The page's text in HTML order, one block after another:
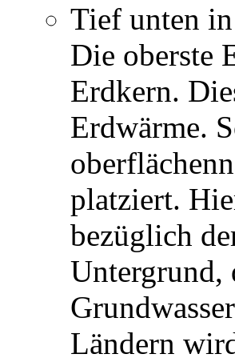
Tief unten
Die oberste
Erdkern.
Erdwärme.
platziert.
bezüglich
Untergrund,
Ländern